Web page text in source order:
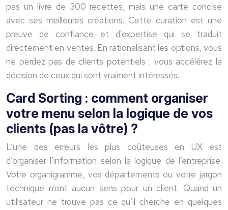
pas un livre de 300 recettes, mais une carte concise
avec ses meilleures créations. Cette curation est une
preuve de confiance et d’expertise qui se traduit
directement en ventes. En rationalisant les options, vous
ne perdez pas de clients potentiels ; vous accélérez la
décision de ceux qui sont vraiment intéressés.
Card Sorting : comment organiser
votre menu selon la logique de vos
clients (pas la vôtre) ?
L’une des erreurs les plus coûteuses en UX est
d’organiser l’information selon la logique de l’entreprise.
Votre organigramme, vos départements ou votre jargon
technique n’ont aucun sens pour un client. Quand un
utilisateur ne trouve pas ce qu’il cherche en quelques